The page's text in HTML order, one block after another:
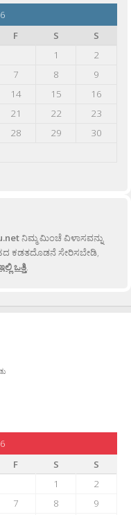
F S
S
1
2
7 8
9
14 15
16
21 22
23
28 29
30
ನಿಮ್ಮ ಮಿಂಚೆ ವಿಳಾಸವನ್ನು
ಕಡತದೊಡನೆ ಸೇರಿಸಬೇಡಿ,
ಒತ್ತಿ.
F S
S
1
2
7 8
9